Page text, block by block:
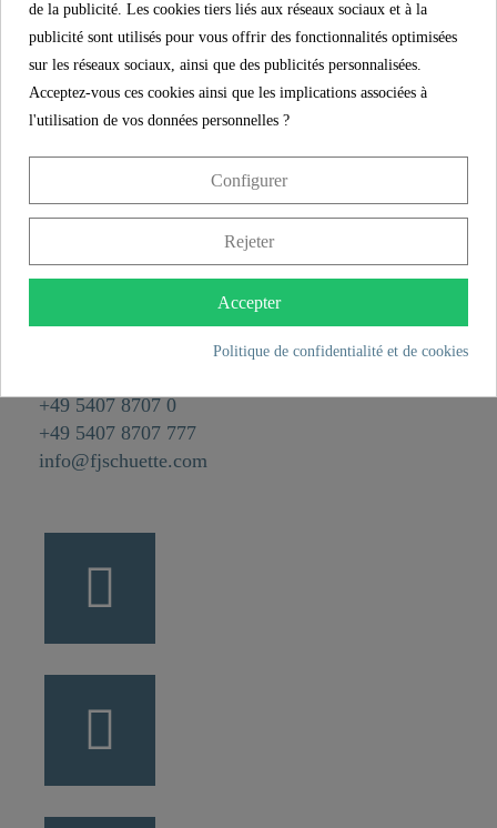
Référence.
Matériau Laiton
Couleur Apparence Inox
Franz Joseph Schütte GmbH
49134 Wallenhorst
+49 5407 8707 0
+49 5407 8707 777
info@fjschuette.com
de la publicité. Les cookies tiers liés aux réseaux sociaux et à la
publicité sont utilisés pour vous offrir des fonctionnalités optimisées
sur les réseaux sociaux, ainsi que des publicités personnalisées.
Acceptez-vous ces cookies ainsi que les implications associées à
l'utilisation de vos données personnelles ?
Configurer
Rejeter
Accepter
Politique de confidentialité et de cookies